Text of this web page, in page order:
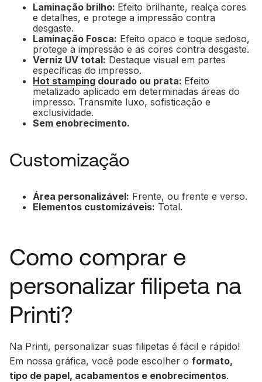
Laminação brilho: Efeito brilhante, realça cores
e detalhes, e protege a impressão contra
desgaste.
Laminação Fosca: Efeito opaco e toque sedoso,
protege a impressão e as cores contra desgaste.
Verniz UV total: Destaque visual em partes
específicas do impresso.
Hot stamping dourado ou prata: Efeito
metalizado aplicado em determinadas áreas do
impresso. Transmite luxo, sofisticação e
exclusividade.
Sem enobrecimento.
Customização
Área personalizável: Frente, ou frente e verso.
Elementos customizáveis: Total.
Como comprar e
personalizar filipeta na
Printi?
Na Printi, personalizar suas filipetas é fácil e rápido!
Em nossa gráfica, você pode escolher o formato,
tipo de papel, acabamentos e enobrecimentos.